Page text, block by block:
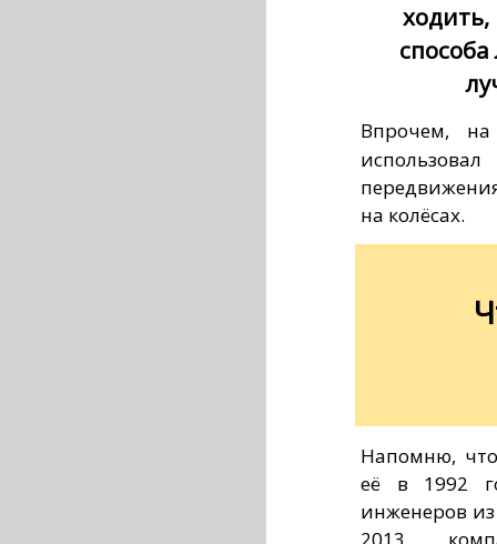
ходить,
Впрочем,
на колёсах.
Напомню, что
её в 1992
инженеров из